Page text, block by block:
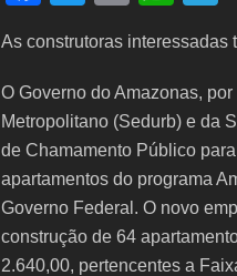
c
e
b
o
o
k
itt
er
m
ai
l
at
s
A
p
p
e
As construtoras interessadas
O Governo do Amazonas,
Metropolitano (Sedurb) e da
de Chamamento Público
apartamentos do programa
Governo Federal. O novo
construção de 64
2.640,00, pertencentes a